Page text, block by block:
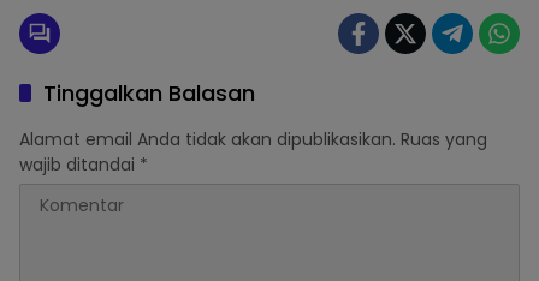
Tinggalkan Balasan
Alamat email Anda tidak akan dipublikasikan. Ruas yang
wajib ditandai *